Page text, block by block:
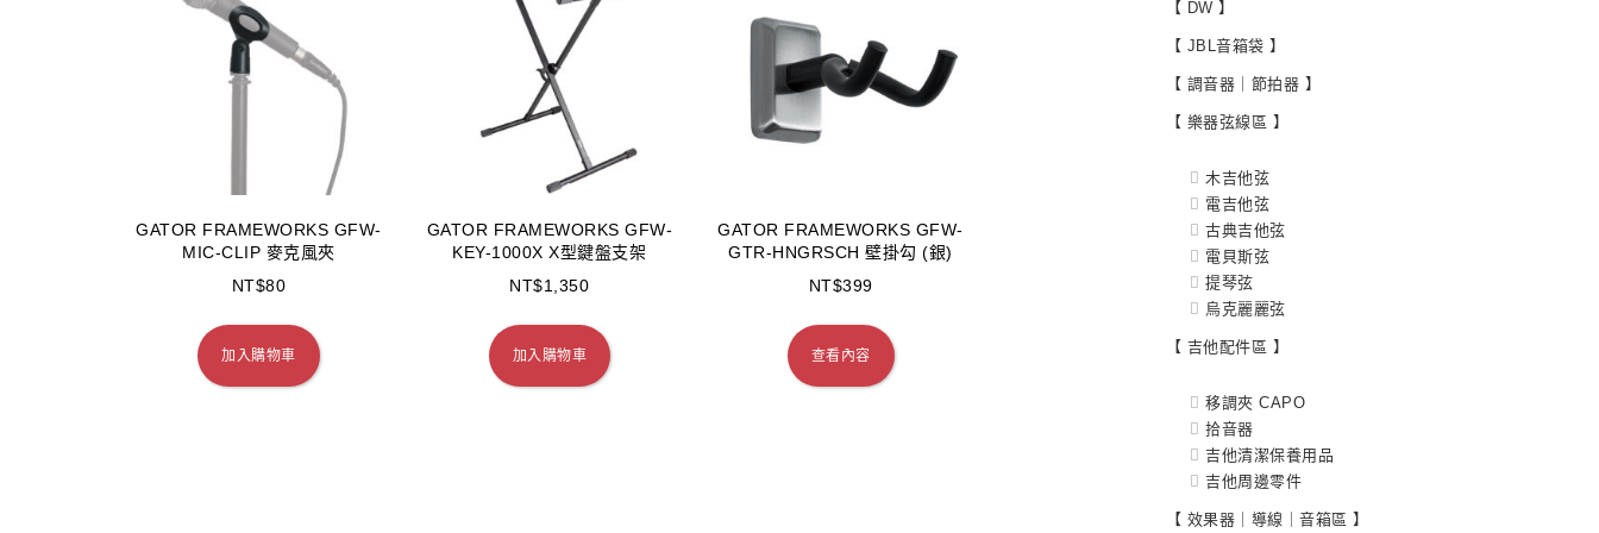
GATOR FRAMEWORKS GFW-
MIC-CLIP 麥克風夾
NT$80
加入購物車
GATOR FRAMEWORKS GFW-
KEY-1000X X型鍵盤支架
NT$1,350
加入購物車
GATOR FRAMEWORKS GFW-
GTR-HNGRSCH 壁掛勾 (銀)
NT$399
查看內容
【 DW 】
【 JBL音箱袋 】
【 調音器｜節拍器 】
【 樂器弦線區 】
木吉他弦
電吉他弦
古典吉他弦
電貝斯弦
提琴弦
烏克麗麗弦
【 吉他配件區 】
移調夾 CAPO
拾音器
吉他清潔保養用品
吉他周邊零件
【 效果器｜導線｜音箱區 】